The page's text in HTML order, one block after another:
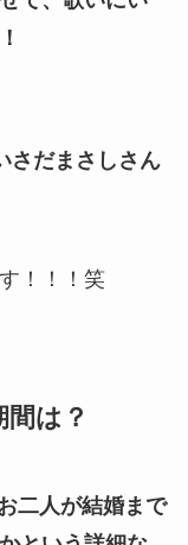
さだまさしさん
！！！笑
は？
二人が結婚まで